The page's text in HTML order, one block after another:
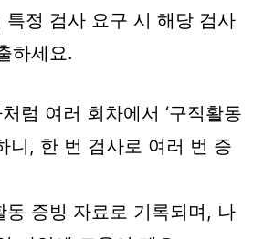
특정 검사 요구 시 해당 검사
하세요.
럼 여러 회차에서 ‘구직활동
니, 한 번 검사로 여러 번 증
동 증빙 자료로 기록되며, 나